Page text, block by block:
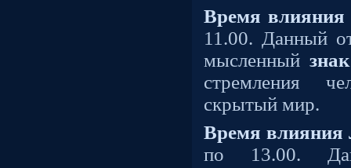
Время влияния
11.00. Данный
мысленный
стремления
скрытый мир.
Время влияния
по 13.00.